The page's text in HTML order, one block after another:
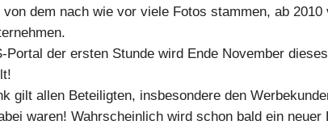
von dem nach wie vor viele Fotos stammen, ab 2010
Portal der ersten Stunde wird Ende November
gilt allen Beteiligten, insbesondere den
waren! Wahrscheinlich wird schon bald ein neuer